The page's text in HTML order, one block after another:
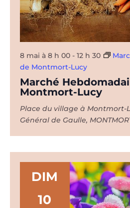
Marché
Montmort-Lucy
8 mai à 8 h 00- 12 h 30
de Montmort-Lucy
Place du village à Montmort-
Général de Gaulle,
DIM
10